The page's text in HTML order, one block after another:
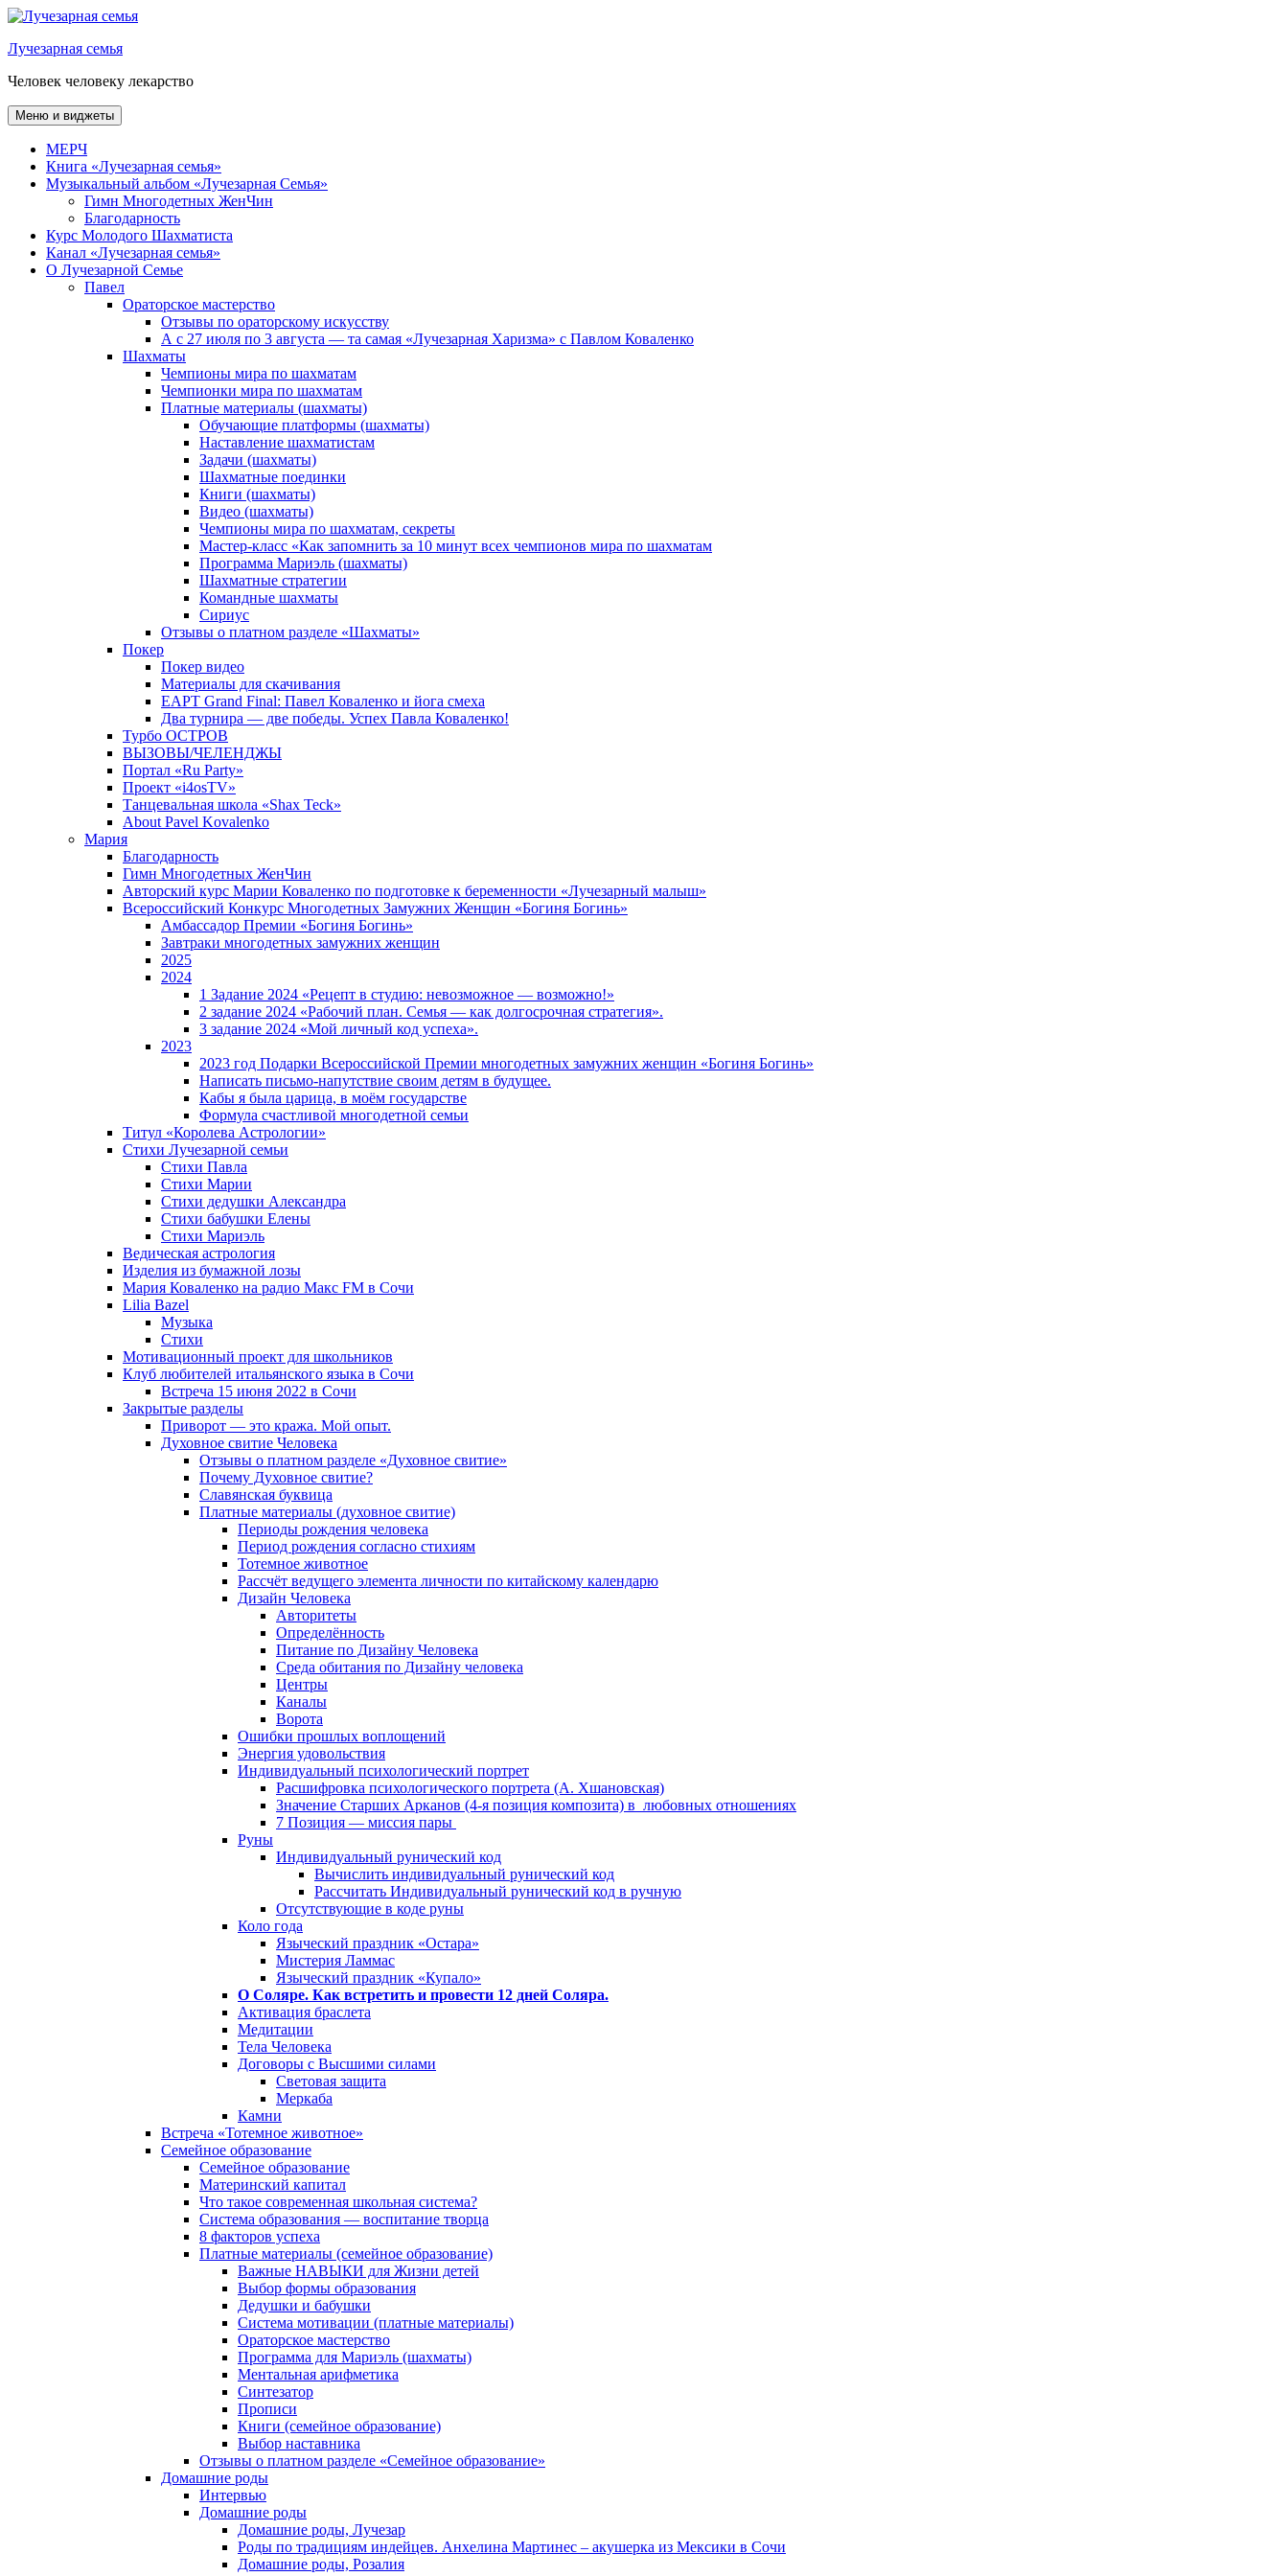
Перейти
содержимому
Лучезарная семья
Человек человеку лекарство
Меню и виджеты
МЕРЧ
Книга «Лучезарная семья»
Музыкальный альбом «Лучезарная Семья»
Гимн Многодетных ЖенЧин
Благодарность
Курс Молодого Шахматиста
Канал «Лучезарная семья»
О Лучезарной Семье
Павел
Ораторское мастерство
Отзывы по ораторскому искусству
А с 27 июля по 3 августа — та самая «Лучезарная Харизма» с Павлом Коваленко
Шахматы
Чемпионы мира по шахматам
Чемпионки мира по шахматам
Платные материалы (шахматы)
Обучающие платформы (шахматы)
Наставление шахматистам
Задачи (шахматы)
Шахматные поединки
Книги (шахматы)
Видео (шахматы)
Чемпионы мира по шахматам, секреты
Мастер-класс «Как запомнить за 10 минут всех чемпионов мира по шахматам
Программа Мариэль (шахматы)
Шахматные стратегии
Командные шахматы
Сириус
Отзывы о платном разделе «Шахматы»
Покер
Покер видео
Материалы для скачивания
EAPT Grand Final: Павел Коваленко и йога смеха
Два турнира — две победы. Успех Павла Коваленко!
Турбо ОСТРОВ
ВЫЗОВЫ/ЧЕЛЕНДЖЫ
Портал «Ru Party»
Проект «i4osTV»
Танцевальная школа «Shax Teck»
About Pavel Kovalenko
Мария
Благодарность
Гимн Многодетных ЖенЧин
Авторский курс Марии Коваленко по подготовке к беременности «Лучезарный малыш»
Всероссийский Конкурс Многодетных Замужних Женщин «Богиня Богинь»
Амбассадор Премии «Богиня Богинь»
Завтраки многодетных замужних женщин
2025
2024
1 Задание 2024 «Рецепт в студию: невозможное — возможно!»
2 задание 2024 «Рабочий план. Семья — как долгосрочная стратегия».
3 задание 2024 «Мой личный код успеха».
2023
2023 год Подарки Всероссийской Премии многодетных замужних женщин «Богиня Богинь»
Написать письмо-напутствие своим детям в будущее.
Кабы я была царица, в моëм государстве
Формула счастливой многодетной семьи
Титул «Королева Астрологии»
Стихи Лучезарной семьи
Стихи Павла
Стихи Марии
Стихи дедушки Александра
Стихи бабушки Елены
Стихи Мариэль
Ведическая астрология
Изделия из бумажной лозы
Мария Коваленко на радио Maкс FM в Сочи
Lilia Bazel
Музыка
Cтихи
Мотивационный проект для школьников
Клуб любителей итальянского языка в Сочи
Встреча 15 июня 2022 в Сочи
Закрытые разделы
Приворот — это кража. Мой опыт.
Духовное свитие Человека
Отзывы о платном разделе «Духовное свитие»
Почему Духовное свитие?
Славянская буквица
Платные материалы (духовное свитие)
Периоды рождения человека
Период рождения согласно стихиям
Тотемное животное
Рассчёт ведущего элемента личности по китайскому календарю
Дизайн Человека
Авторитеты
Определённость
Питание по Дизайну Человека
Среда обитания по Дизайну человека
Центры
Каналы
Ворота
Ошибки прошлых воплощений
Энергия удовольствия
Индивидуальный психологический портрет
Расшифровка психологического портрета (А. Хшановская)
Значение Старших Арканов (4-я позиция композита) в любовных отношениях
7 Позиция — миссия пары
Руны
Индивидуальный рунический код
Вычислить индивидуальный рунический код
Рассчитать Индивидуальный рунический код в ручную
Отсутствующие в коде руны
Коло года
Языческий праздник «Остара»
Мистерия Ламмас
Языческий праздник «Купало»
О Соляре. Как встретить и провести 12 дней Соляра.
Активация браслета
Медитации
Тела Человека
Договоры с Высшими силами
Световая защита
Меркаба
Камни
Встреча «Тотемное животное»
Семейное образование
Семейное образование
Материнский капитал
Что такое современная школьная система?
Система образования — воспитание творца
8 факторов успеха
Платные материалы (семейное образование)
Важные НАВЫКИ для Жизни детей
Выбор формы образования
Дедушки и бабушки
Система мотивации (платные материалы)
Ораторское мастерство
Программа для Мариэль (шахматы)
Ментальная арифметика
Синтезатор
Прописи
Книги (семейное образование)
Выбор наставника
Отзывы о платном разделе «Семейное образование»
Домашние роды
Интервью
Домашние роды
Домашние роды, Лучезар
Роды по традициям индейцев. Анхелина Мартинес – акушерка из Мексики в Сочи
Домашние роды, Розалия